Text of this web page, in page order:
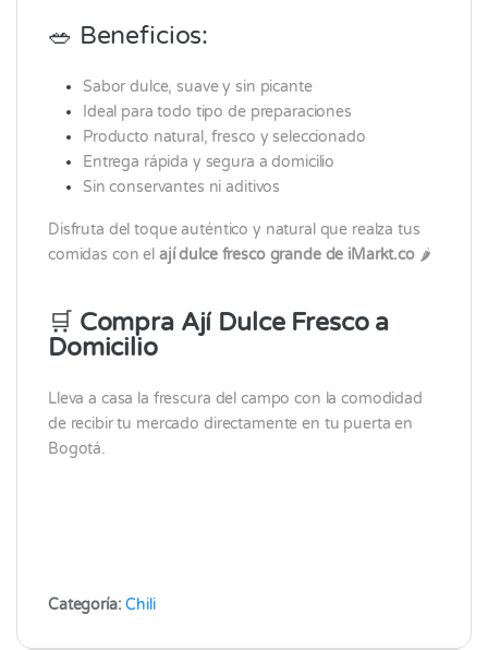
🥗 Beneficios:
Sabor dulce, suave y sin picante
Ideal para todo tipo de preparaciones
Producto natural, fresco y seleccionado
Entrega rápida y segura a domicilio
Sin conservantes ni aditivos
Disfruta del toque auténtico y natural que realza tus
comidas con el ají dulce fresco grande de iMarkt.co🌶️
🛒 Compra Ají Dulce Fresco a
Domicilio
Lleva a casa la frescura del campo con la comodidad
de recibir tu mercado directamente en tu puerta en
Bogotá.
Categoría:Chili